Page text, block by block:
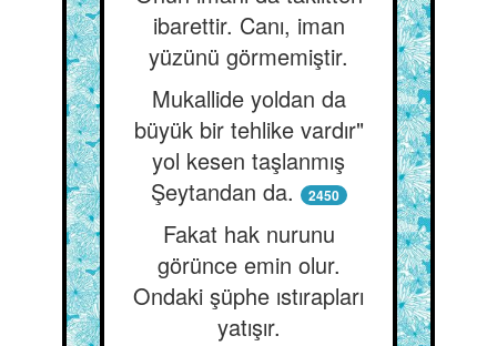
ibarettir. Canı, iman
yüzünü görmemiştir.
Mukallide yoldan da
büyük bir tehlike vardır"
yol kesen taşlanmış
Şeytandan da.
2450
Fakat hak nurunu
görünce emin olur.
Ondaki şüphe ıstırapları
yatışır.